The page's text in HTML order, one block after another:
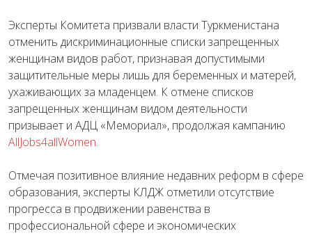
Эксперты Комитета призвали власти Туркменистана
отменить дискриминационные списки запрещенных
женщинам видов работ, признавая допустимыми
защитительные меры лишь для беременных и матерей,
ухаживающих за младенцем. К отмене списков
запрещенных женщинам видом деятельности
призывает и АДЦ «Мемориал», продолжая кампанию
AllJobs4allWomen.
Отмечая позитивное влияние недавних реформ в сфере
образования, эксперты КЛДЖ отметили отсутствие
прогресса в продвижении равенства в
профессиональной сфере и экономических